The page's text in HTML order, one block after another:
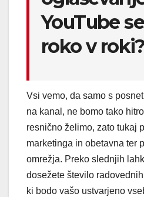
YouTube
roko v roki?
Vsi vemo, da samo s
na kanal, ne bomo tako
resnično želimo, zato tukaj
marketinga in obetavna ter
omrežja. Preko slednjih
dosežete število
ki bodo vašo ustvarjeno